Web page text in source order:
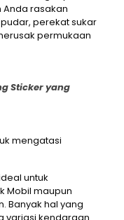
Anda rasakan
perekat sukar
permukaan
Sticker yang
mengatasi
untuk
Mobil maupun
Banyak hal yang